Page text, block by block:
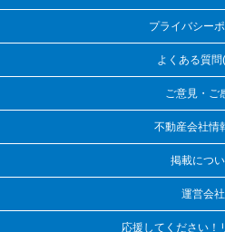
プライバシー
よくある質問
ご意見・ご
不動産会社情
掲載につ
運営会社
応援してください！